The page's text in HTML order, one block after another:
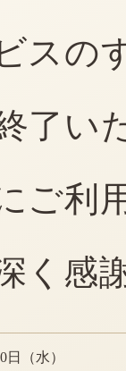
スの
了い
ご利
く感
日（水）